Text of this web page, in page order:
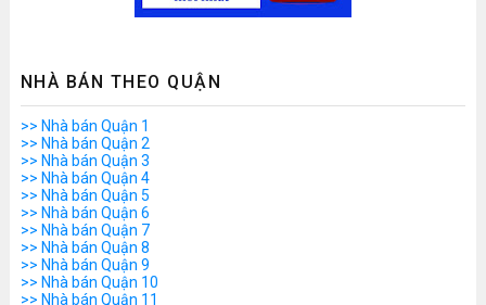
NHÀ BÁN THEO QUẬN
>> Nhà bán Quận 1
>> Nhà bán Quận 2
>> Nhà bán Quận 3
>> Nhà bán Quận 4
>> Nhà bán Quận 5
>> Nhà bán Quận 6
>> Nhà bán Quận 7
>> Nhà bán Quận 8
>> Nhà bán Quận 9
>> Nhà bán Quận 10
>> Nhà bán Quận 11